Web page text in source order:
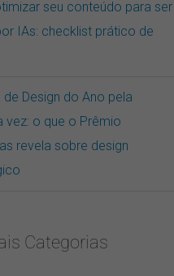
seu conteúdo para ser
IAs: checklist prático de
de Design do Ano pela
vez: o que o Prêmio
revela sobre design
Categorias